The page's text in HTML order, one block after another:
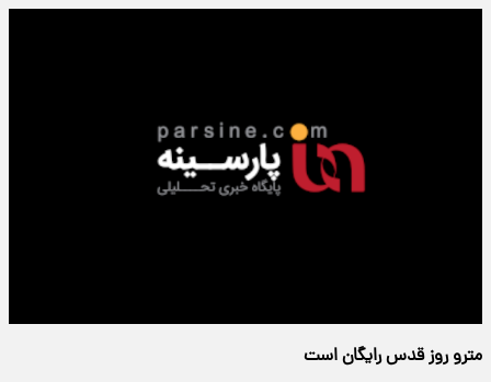
مترو روز قدس رايگان است